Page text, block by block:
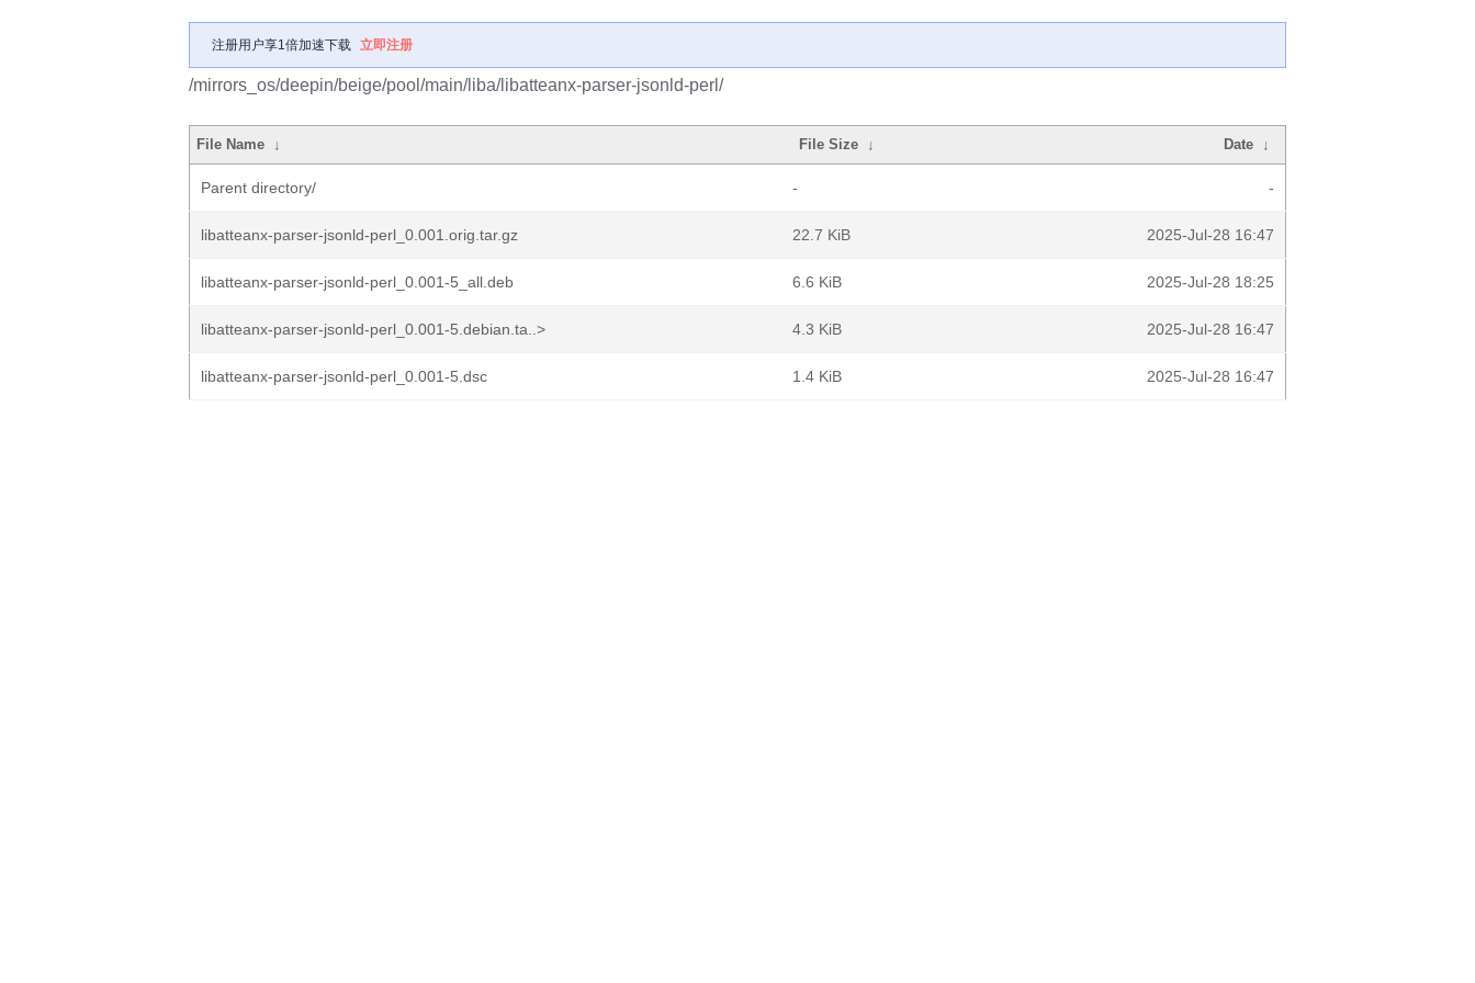
注册用户享1倍加速下载 立即注册
/mirrors_os/deepin/beige/pool/main/liba/libatteanx-parser-jsonld-perl/
File Name ↓ File Size ↓ Date ↓
Parent directory/ - -
libatteanx-parser-jsonld-perl_0.001.orig.tar.gz 22.7 KiB 2025-Jul-28 16:47
libatteanx-parser-jsonld-perl_0.001-5_all.deb 6.6 KiB 2025-Jul-28 18:25
libatteanx-parser-jsonld-perl_0.001-5.debian.ta..> 4.3 KiB 2025-Jul-28 16:47
libatteanx-parser-jsonld-perl_0.001-5.dsc 1.4 KiB 2025-Jul-28 16:47